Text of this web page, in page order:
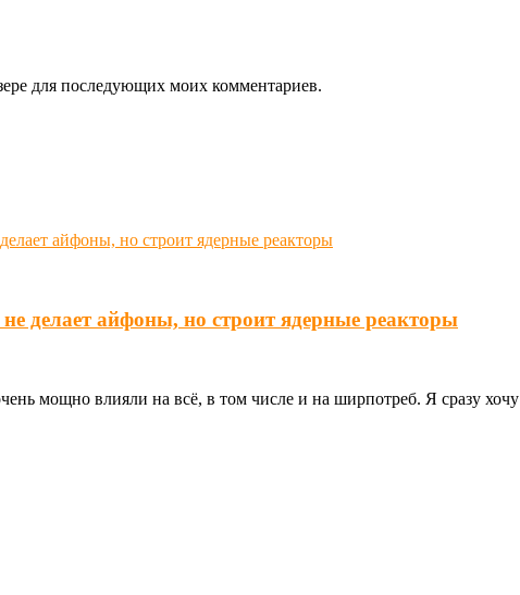
для последующих моих комментариев.
делает айфоны, но строит ядерные реакторы
мощно влияли на всё, в том числе и на ширпотреб. Я сразу хочу